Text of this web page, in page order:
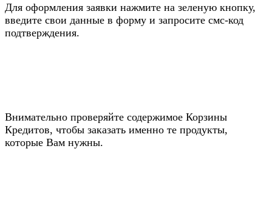
Для оформления заявки нажмите на зеленую кнопку,
введите свои данные в форму и запросите смс-код
подтверждения.
Внимательно проверяйте содержимое Корзины
Кредитов, чтобы заказать именно те продукты,
которые Вам нужны.